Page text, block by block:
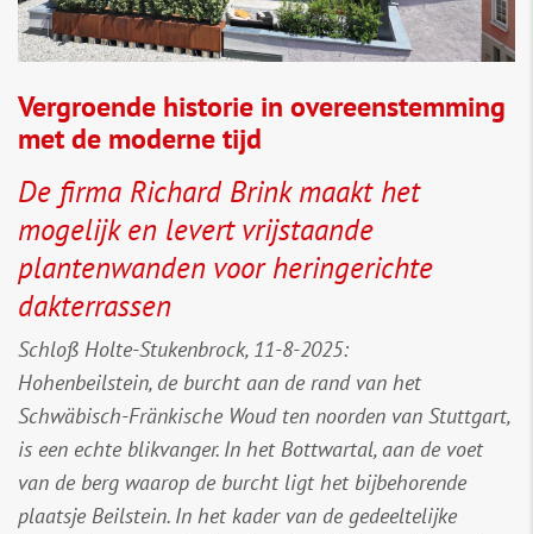
Vergroende historie in overeenstemming
met de moderne tijd
De firma Richard Brink maakt het
mogelijk en levert vrijstaande
plantenwanden voor heringerichte
dakterrassen
Schloß Holte-Stukenbrock, 11-8-2025:
Hohenbeilstein, de burcht aan de rand van het
Schwäbisch-Fränkische Woud ten noorden van Stuttgart,
is een echte blikvanger. In het Bottwartal, aan de voet
van de berg waarop de burcht ligt het bijbehorende
plaatsje Beilstein. In het kader van de gedeeltelijke